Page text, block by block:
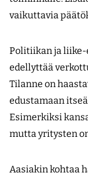
vaikuttavia
Politiikan ja
edellyttää
Tilanne on
edustamaan
Esimerkiksi
mutta yritysten
Aasiakin kohtaa